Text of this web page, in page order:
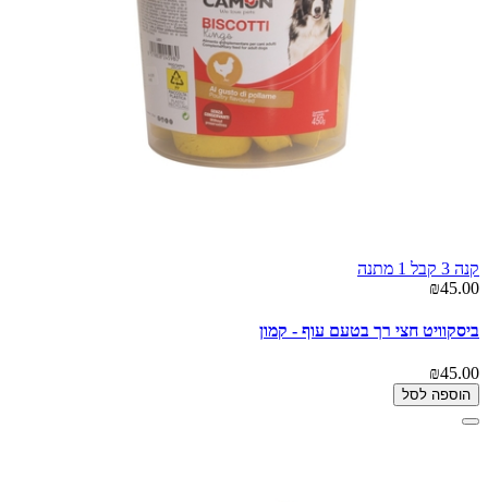
קנה 3 קבל 1 מתנה
₪45.00
ביסקוויט חצי רך בטעם עוף - קמון
₪45.00
הוספה לסל